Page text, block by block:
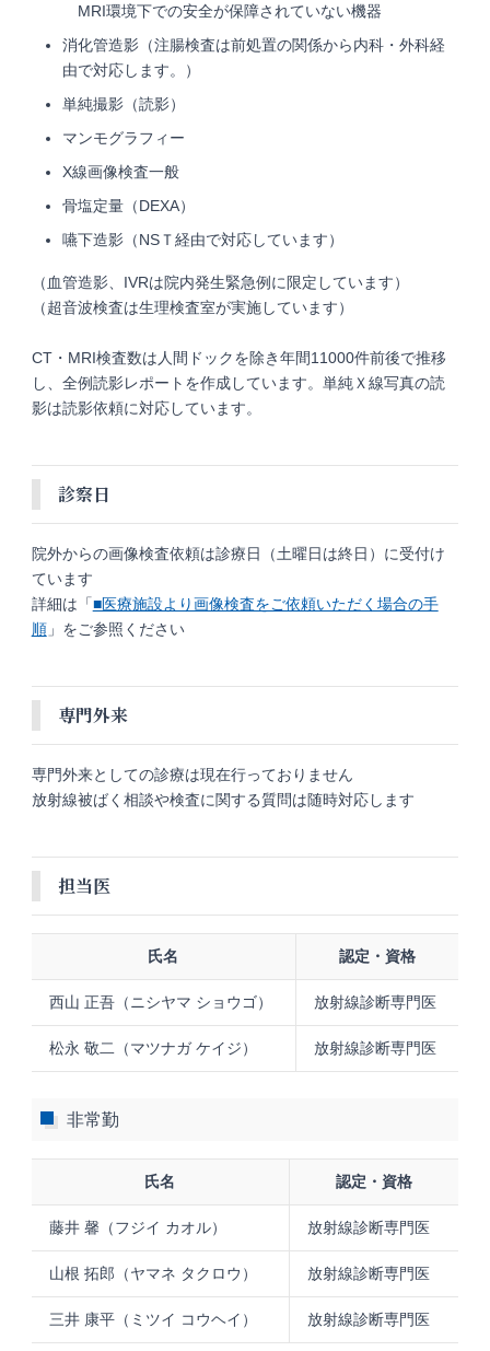
MRI環境下での安全が保障されていない機器
消化管造影（注腸検査は前処置の関係から内科・外科経
由で対応します。）
単純撮影（読影）
マンモグラフィー
X線画像検査一般
骨塩定量（DEXA）
嚥下造影（NSＴ経由で対応しています）
（血管造影、IVRは院内発生緊急例に限定しています）
（超音波検査は生理検査室が実施しています）
CT・MRI検査数は人間ドックを除き年間11000件前後で推移
し、全例読影レポートを作成しています。単純Ｘ線写真の読
影は読影依頼に対応しています。
診察日
院外からの画像検査依頼は診療日（土曜日は終日）に受付け
ています
詳細は「■医療施設より画像検査をご依頼いただく場合の手
順」をご参照ください
専門外来
専門外来としての診療は現在行っておりません
放射線被ばく相談や検査に関する質問は随時対応します
担当医
氏名 認定・資格
西山 正吾（ニシヤマ ショウゴ） 放射線診断専門医
松永 敬二（マツナガ ケイジ） 放射線診断専門医
非常勤
氏名 認定・資格
藤井 馨（フジイ カオル） 放射線診断専門医
山根 拓郎（ヤマネ タクロウ） 放射線診断専門医
三井 康平（ミツイ コウヘイ） 放射線診断専門医